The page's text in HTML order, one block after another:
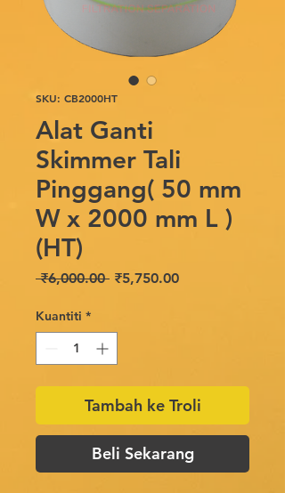
SKU: CB2000HT
Alat Ganti
Skimmer Tali
Pinggang( 50 mm
W x 2000 mm L )
(HT)
₹6,000.00 Harga
₹5,750.00Harga
Kuantiti *
Tambah ke Troli
Beli Sekarang